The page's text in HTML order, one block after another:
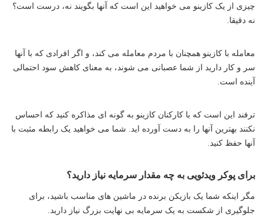
چیزی از یک کازینو می خواهید این است که آنها بگویند نه، درست است؟
نه دقیقا.
معامله با کازینو همچنان با مردم معامله می کند، و اگر افرادی که با آنها
سر و کار دارید از شما عصبانی می شوند، به معنای کاهش سود احتمالی
آینده است.
ترفند این است که با کارکنان کازینو به گونه ای مذاکره کنید که احساس
نکنند بهترین آنها را به دست آورده اید. شما می خواهید یک رابطه مثبت با
آنها حفظ کنید.
برای پوکر ویدئویی به چه مقدار سرمایه نیاز دارید؟
مگر اینکه شما یک بازیکن برنده در ماشین های مناسب باشید، برای
جلوگیری از شکست به یک سرمایه بی نهایت بزرگ نیاز دارید.